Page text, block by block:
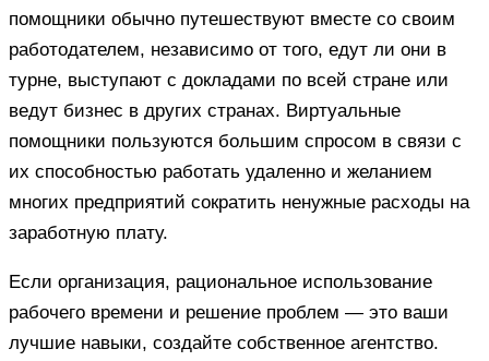
помощники обычно путешествуют вместе со своим
работодателем, независимо от того, едут ли они в
турне, выступают с докладами по всей стране или
ведут бизнес в других странах. Виртуальные
помощники пользуются большим спросом в связи с
их способностью работать удаленно и желанием
многих предприятий сократить ненужные расходы на
заработную плату.
Если организация, рациональное использование
рабочего времени и решение проблем — это ваши
лучшие навыки, создайте собственное агентство.